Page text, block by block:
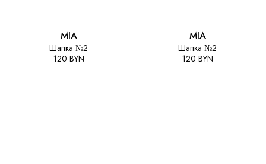
MIA
Шапка №2
120 BYN
MIA
Шапка №2
120 BYN